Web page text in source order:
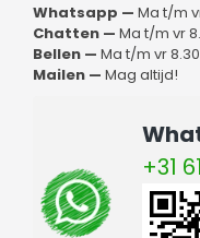
Whatsapp — Ma t/m
Chatten — Ma t/m vr
Bellen — Ma t/m vr 8.30
Mailen — Mag altijd!
+31